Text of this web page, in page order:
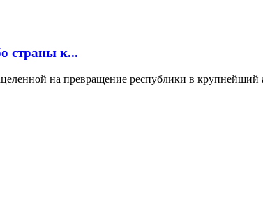
страны к...
на превращение республики в